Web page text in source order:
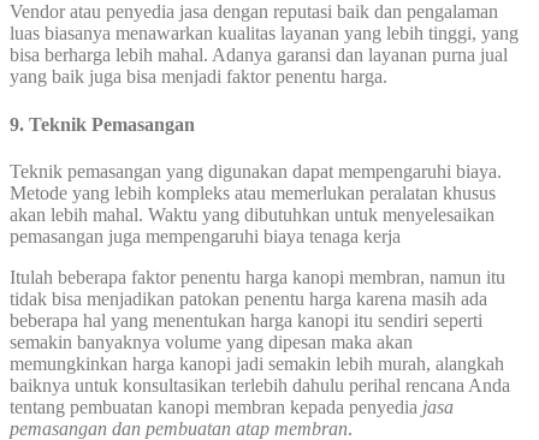
Vendor atau penyedia jasa dengan reputasi baik dan pengalaman
luas biasanya menawarkan kualitas layanan yang lebih tinggi, yang
bisa berharga lebih mahal. Adanya garansi dan layanan purna jual
yang baik juga bisa menjadi faktor penentu harga.
9. Teknik Pemasangan
Teknik pemasangan yang digunakan dapat mempengaruhi biaya.
Metode yang lebih kompleks atau memerlukan peralatan khusus
akan lebih mahal. Waktu yang dibutuhkan untuk menyelesaikan
pemasangan juga mempengaruhi biaya tenaga kerja
Itulah beberapa faktor penentu harga kanopi membran, namun itu
tidak bisa menjadikan patokan penentu harga karena masih ada
beberapa hal yang menentukan harga kanopi itu sendiri seperti
semakin banyaknya volume yang dipesan maka akan
memungkinkan harga kanopi jadi semakin lebih murah, alangkah
baiknya untuk konsultasikan terlebih dahulu perihal rencana Anda
tentang pembuatan kanopi membran kepada penyedia jasa
pemasangan dan pembuatan atap membran.